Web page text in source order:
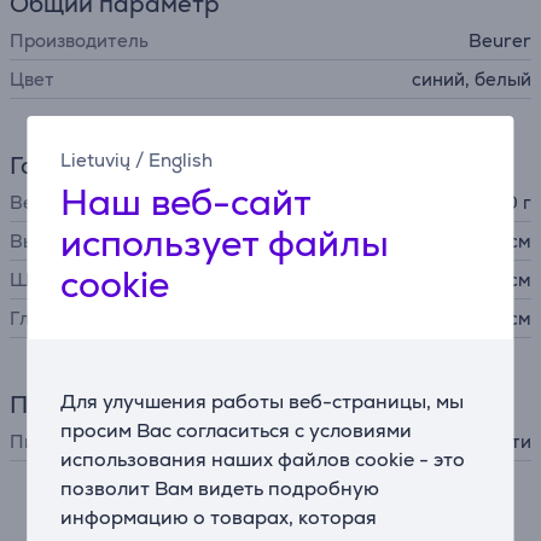
Lietuvių / English
Наш веб-сайт
использует файлы
cookie
Для улучшения работы веб-страницы, мы
просим Вас согласиться с условиями
использования наших файлов cookie - это
позволит Вам видеть подробную
информацию о товарах, которая
Производитель
Beurer
Цвет
синий, белый
Габариты
Вес
1400 г
Высота
14,1 см
Ширина
14,8 см
Глубина
16,6 см
Питание
Питание от сети
Описание